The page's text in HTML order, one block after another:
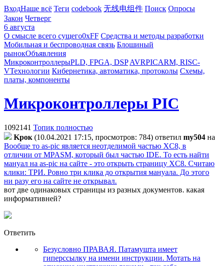
ВходНаше всё Теги codebook 无线电组件 Поиск Опросы
Закон Четверг
6 августа
О смысле всего сущего0xFF Средства и методы разработки
Мобильная и беспроводная связь Блошиный
рынокОбъявления
МикроконтроллерыPLD, FPGA, DSP AVRPICARM, RISC-
VТехнологии Кибернетика, автоматика, протоколы Схемы,
платы, компоненты
Микроконтроллеры PIC
1092141 Топик полностью
Kpoк (10.04.2021 17:15, просмотров: 784) ответил my504 на
Вообще то as-pic является неотделимой частью XC8, в
отличии от MPASM, который был частью IDE. То есть найти
мануал на as-pic на сайте - это открыть страницу XC8. Считаю
клики: ТРИ. Ровно три клика до открытия мануала. До этого
ни разу его на сайте не открывал.
вот две одинаковых страницы из разных документов. какая
информативней?
Ответить
Безусловно ПРАВАЯ. Патамушта имеет
гиперссылку на имени инструкции. Мотать на